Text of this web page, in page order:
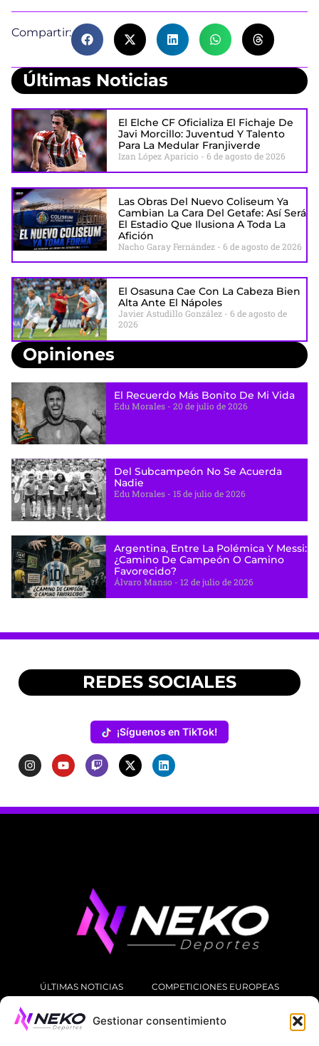
Gestionar consentimiento
Compartir:
Últimas Noticias
El Elche CF Oficializa El Fichaje De
Javi Morcillo: Juventud Y Talento
Para La Medular Franjiverde
Izan López Aparicio 6 de agosto de 2026
Las Obras Del Nuevo Coliseum Ya
Cambian La Cara Del Getafe: Así Será
El Estadio Que Ilusiona A Toda La
Afición
Nacho Garay Fernández 6 de agosto de 2026
El Osasuna Cae Con La Cabeza Bien
Alta Ante El Nápoles
Javier Astudillo González
6 de agosto de
2026
Opiniones
El Recuerdo Más Bonito De Mi Vida
Edu Morales 20 de julio de 2026
Del Subcampeón No Se Acuerda
Nadie
Edu Morales 15 de julio de 2026
Argentina, Entre La Polémica Y Messi:
¿camino De Campeón O Camino
Favorecido?
Álvaro Manso 12 de julio de 2026
REDES SOCIALES
¡Síguenos en TikTok!
ÚLTIMAS NOTICIAS COMPETICIONES EUROPEAS
LA LIGA MUNDIAL 2026 FÚTBOL INTERNACIONAL